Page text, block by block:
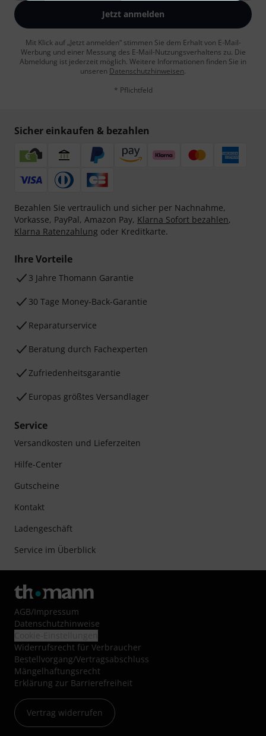
Jetzt anmelden
Mit Klick auf „Jetzt anmelden“ stimmen Sie dem Erhalt von E-Mail-
Werbung und einer Messung des E-Mail-Nutzungsverhaltens zu. Die
Abmeldung ist jederzeit möglich. Weitere Informationen finden Sie in
unseren Datenschutzhinweisen.
* Pflichtfeld
Sicher einkaufen & bezahlen
Bezahlen Sie vertraulich und sicher per Nachnahme,
Vorkasse, PayPal, Amazon Pay, Klarna Sofort bezahlen,
Klarna Ratenzahlung oder Kreditkarte.
Ihre Vorteile
3 Jahre Thomann Garantie
30 Tage Money-Back-Garantie
Reparaturservice
Beratung durch Fachexperten
Zufriedenheitsgarantie
Europas größtes Versandlager
Service
Versandkosten und Lieferzeiten
Hilfe-Center
Gutscheine
Kontakt
Ladengeschäft
Service im Überblick
AGB/Impressum
Datenschutzhinweise
Widerrufsrecht für Verbraucher
Bestellvorgang/Vertragsabschluss
Mängelhaftungsrecht
Erklärung zur Barrierefreiheit
Vertrag widerrufen